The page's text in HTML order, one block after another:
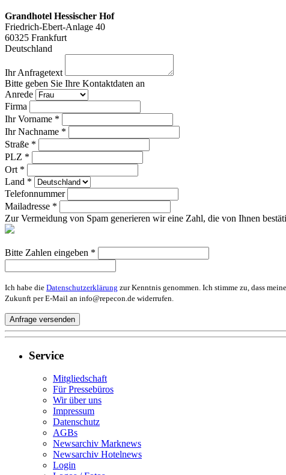
Grandhotel Hessischer Hof
Friedrich-Ebert-Anlage 40
60325 Frankfurt
Deutschland
Ihr Anfragetext
Bitte geben Sie Ihre Kontaktdaten an
Anrede
Firma
Ihr Vorname *
Ihr Nachname *
Straße *
PLZ *
Ort *
Land *
Telefonnummer
Mailadresse *
Zur Vermeidung von Spam generieren wir eine Zahl, die von Ihnen
Bitte Zahlen eingeben *
Ich habe die Datenschutzerklärung zur Kenntnis genommen. Ich stimme zu, dass
Zukunft per E-Mail an info@repecon.de widerrufen.
Service
Mitgliedschaft
Für Pressebüros
Wir über uns
Impressum
Datenschutz
AGBs
Newsarchiv Marknews
Newsarchiv Hotelnews
Login